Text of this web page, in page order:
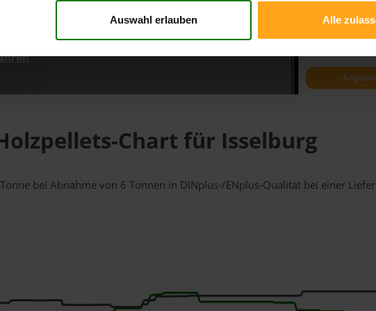
Auswahl erlauben Alle
Chart für Isselburg
bei Abnahmevon 6 Tonnen in DINplus-/ENplus-Qualität bei einer